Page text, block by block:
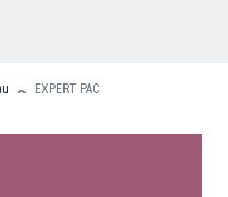
EXPERT PAC